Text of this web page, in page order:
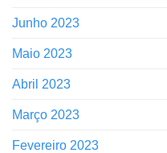
Junho 2023
Maio 2023
Abril 2023
Março 2023
Fevereiro 2023